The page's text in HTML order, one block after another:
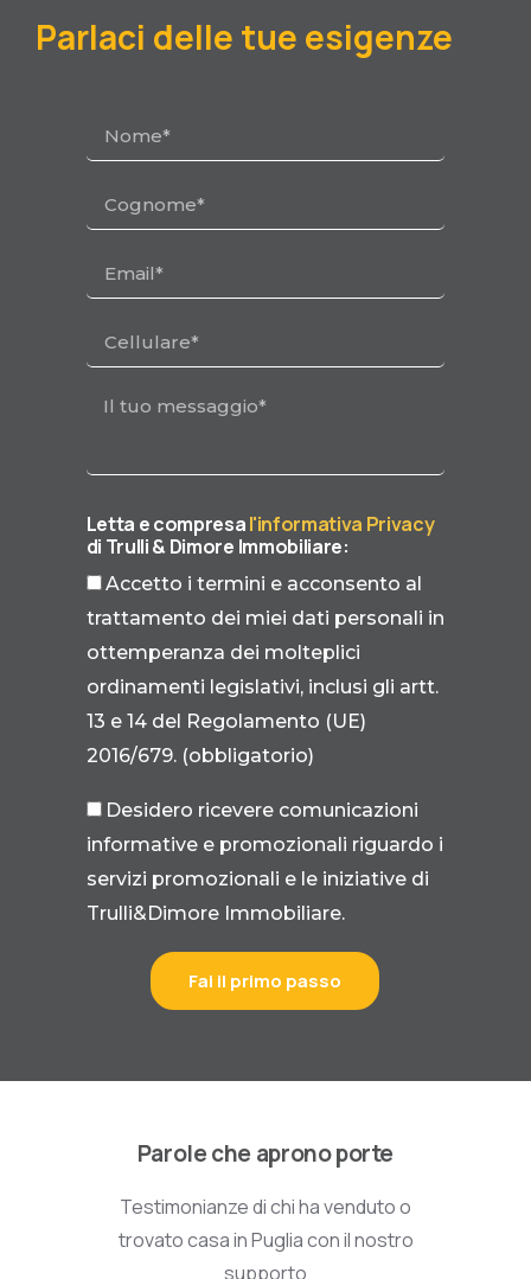
Parlaci delle tue esigenze
Letta e compresal'informativa Privacy
di Trulli & Dimore Immobiliare:
Accetto i termini e acconsento al
trattamento dei miei dati personali in
ottemperanza dei molteplici
ordinamenti legislativi, inclusi gli artt.
13 e 14 del Regolamento (UE)
2016/679. (obbligatorio)
Desidero ricevere comunicazioni
informative e promozionali riguardo i
servizi promozionali e le iniziative di
Trulli&Dimore Immobiliare.
Fai il primo passo
Parole che aprono porte
Testimonianze di chi ha venduto o
trovato casa in Puglia con il nostro
supporto